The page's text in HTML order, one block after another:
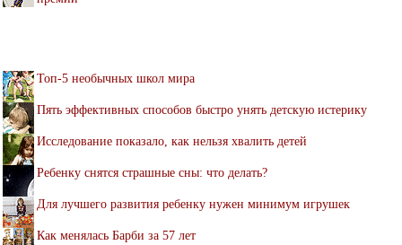
Топ-5 необычных школ мира
Пять эффективных способов быстро унять детскую истерику
Исследование показало, как нельзя хвалить детей
Ребенку снятся страшные сны: что делать?
Для лучшего развития ребенку нужен минимум игрушек
Как менялась Барби за 57 лет